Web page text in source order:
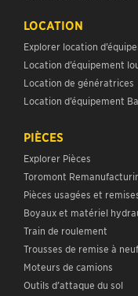
LOCATION
Explorer location
Location d’équipement
Location de génératrices
Location d’équipement
PIÈCES
Explorer Pièces
Toromont
Pièces usagées et
Boyaux et matériel
Train de roulement
Trousses de remise à
Moteurs de camions
Outils d’attaque du sol